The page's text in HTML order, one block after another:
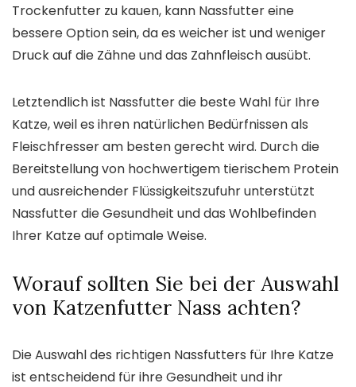
Trockenfutter zu kauen, kann Nassfutter eine
bessere Option sein, da es weicher ist und weniger
Druck auf die Zähne und das Zahnfleisch ausübt.
Letztendlich ist Nassfutter die beste Wahl für Ihre
Katze, weil es ihren natürlichen Bedürfnissen als
Fleischfresser am besten gerecht wird. Durch die
Bereitstellung von hochwertigem tierischem Protein
und ausreichender Flüssigkeitszufuhr unterstützt
Nassfutter die Gesundheit und das Wohlbefinden
Ihrer Katze auf optimale Weise.
Worauf sollten Sie bei der Auswahl
von Katzenfutter Nass achten?
Die Auswahl des richtigen Nassfutters für Ihre Katze
ist entscheidend für ihre Gesundheit und ihr